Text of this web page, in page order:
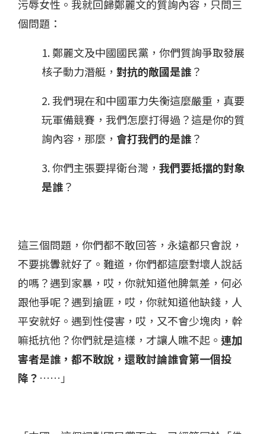
污辱女性。我就回歸鄭麗文的質詢內容，只問三
個問題：
1. 鄭麗文及中國國民黨，你們質詢爭取發展
核子動力潛艇， 對抗的敵國是誰？
2. 我們現在和中國軍力失衡這麼嚴重，真要
玩軍備競賽，我們怎麼打得過？這是你的質
詢內容，那麼， 會打我們的是誰？
3. 你們主張要捍衛台灣， 我們要抵擋的對象
是誰？
這三個問題，你們都不敢回答，永遠都只會說，
不要挑釁就好了。難道，你們都這麼對壞人說話
的嗎？遇到家暴，哎，你就知道他脾氣差，何必
跟他爭呢？遇到搶匪，哎，你就知道他缺錢，人
平安就好。遇到性侵害，哎，又不會少塊肉，幹
嘛抵抗他？你們就是這樣，才讓人瞧不起。 連加
害者是誰，都不敢說，還敢討論誰會第一個投
降？ ……」